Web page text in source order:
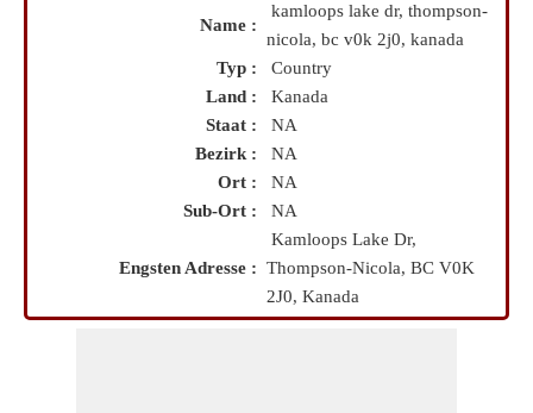
Name :
kamloops lake dr, thompson-
nicola, bc v0k 2j0, kanada
Typ :
Country
Land :
Kanada
Staat :
NA
Bezirk :
NA
Ort :
NA
Sub-Ort :
NA
Engsten Adresse :
Kamloops Lake Dr,
Thompson-Nicola, BC V0K
2J0, Kanada